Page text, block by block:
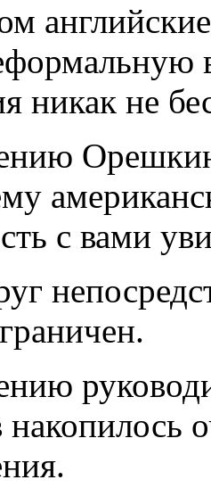
никак не
с вами
накопилось